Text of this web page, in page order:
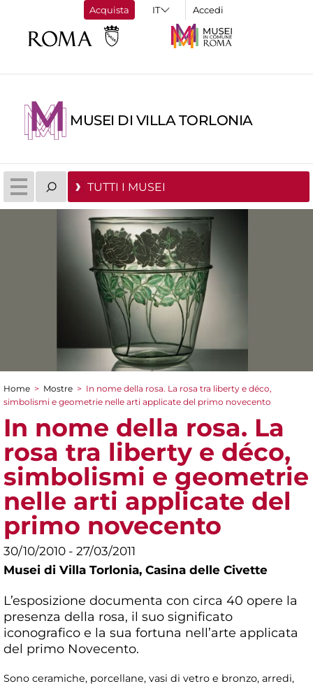
Acquista Accedi
MUSEI DI VILLA TORLONIA
TUTTI I MUSEI
Tu sei qui
Home > Mostre > In nome della rosa. La rosa tra liberty e déco,
simbolismi e geometrie nelle arti applicate del primo novecento
In nome della rosa. La
rosa tra liberty e déco,
simbolismi e geometrie
nelle arti applicate del
primo novecento
30/10/2010 - 27/03/2011
Musei di Villa Torlonia, Casina delle Civette
L’esposizione documenta con circa 40 opere la
presenza della rosa, il suo significato
iconografico e la sua fortuna nell’arte applicata
del primo Novecento.
Sono ceramiche, porcellane, vasi di vetro e bronzo, arredi,